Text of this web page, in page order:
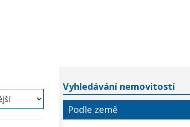
Vyhledávání nemovitostí
Podle země